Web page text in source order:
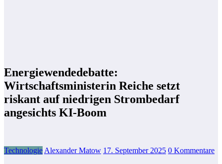
Energiewendedebatte:
Wirtschaftsministerin Reiche setzt
riskant auf niedrigen Strombedarf
angesichts KI-Boom
Technologie Alexander Matow 17. September 2025 0 Kommentare